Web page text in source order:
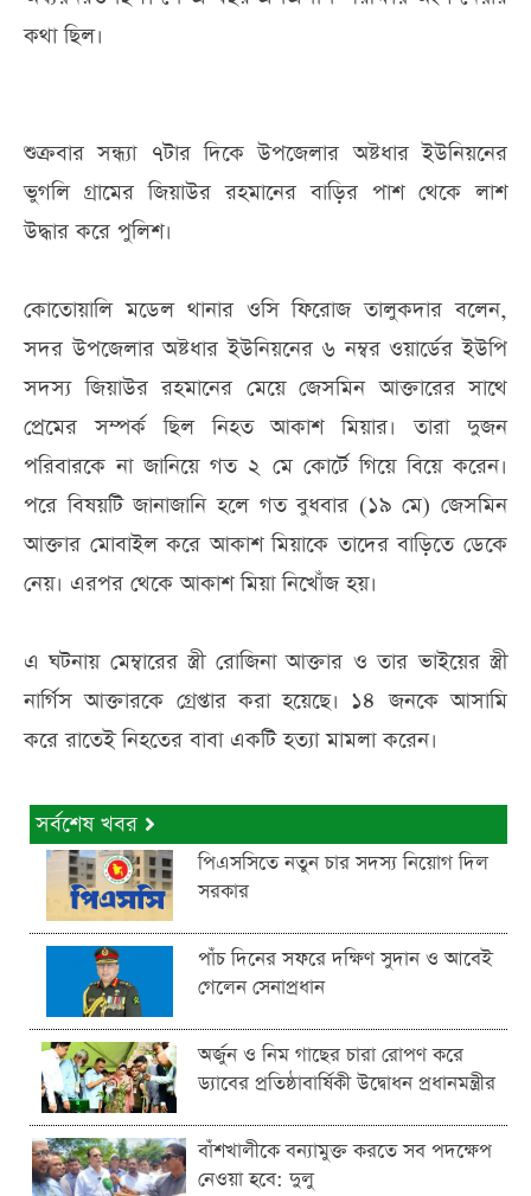
কথা ছিল।
শুক্রবার সন্ধ্যা ৭টার দিকে উপজেলার অষ্টধার ইউনিয়নের
ভুগলি গ্রামের জিয়াউর রহমানের বাড়ির পাশ থেকে লাশ
উদ্ধার করে পুলিশ।
কোতোয়ালি মডেল থানার ওসি ফিরোজ তালুকদার বলেন,
সদর উপজেলার অষ্টধার ইউনিয়নের ৬ নম্বর ওয়ার্ডের ইউপি
সদস্য জিয়াউর রহমানের মেয়ে জেসমিন আক্তারের সাথে
প্রেমের সম্পর্ক ছিল নিহত আকাশ মিয়ার। তারা দুজন
পরিবারকে না জানিয়ে গত ২ মে কোর্টে গিয়ে বিয়ে করেন।
পরে বিষয়টি জানাজানি হলে গত বুধবার (১৯ মে) জেসমিন
আক্তার মোবাইল করে আকাশ মিয়াকে তাদের বাড়িতে ডেকে
নেয়। এরপর থেকে আকাশ মিয়া নিখোঁজ হয়।
এ ঘটনায় মেম্বারের স্ত্রী রোজিনা আক্তার ও তার ভাইয়ের স্ত্রী
নার্গিস আক্তারকে গ্রেপ্তার করা হয়েছে। ১৪ জনকে আসামি
করে রাতেই নিহতের বাবা একটি হত্যা মামলা করেন।
সর্বশেষ খবর
পিএসসিতে নতুন চার সদস্য নিয়োগ দিল
সরকার
পাঁচ দিনের সফরে দক্ষিণ সুদান ও আবেই
গেলেন সেনাপ্রধান
অর্জুন ও নিম গাছের চারা রোপণ করে
ড্যাবের প্রতিষ্ঠাবার্ষিকী উদ্বোধন প্রধানমন্ত্রীর
বাঁশখালীকে বন্যামুক্ত করতে সব পদক্ষেপ
নেওয়া হবে: দুলু